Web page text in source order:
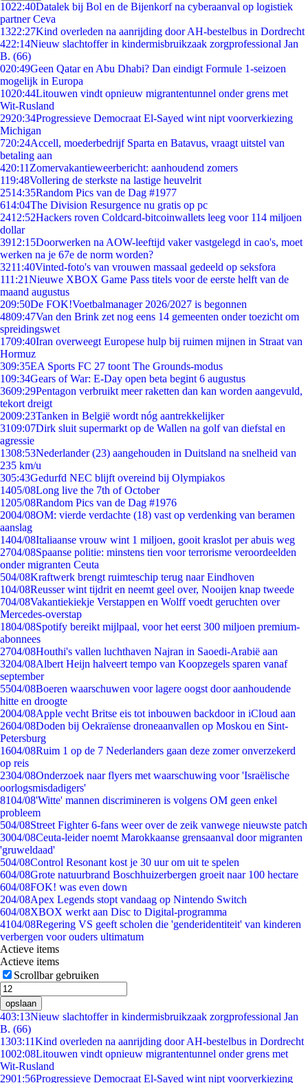
1022:40Datalek bij Bol en de Bijenkorf na cyberaanval op logistiek
partner Ceva
1322:27Kind overleden na aanrijding door AH-bestelbus in Dordrecht
422:14Nieuw slachtoffer in kindermisbruikzaak zorgprofessional Jan
B. (66)
020:49Geen Qatar en Abu Dhabi? Dan eindigt Formule 1-seizoen
mogelijk in Europa
1020:44Litouwen vindt opnieuw migrantentunnel onder grens met
Wit-Rusland
2920:34Progressieve Democraat El-Sayed wint nipt voorverkiezing
Michigan
720:24Accell, moederbedrijf Sparta en Batavus, vraagt uitstel van
betaling aan
420:11 Zomervakantieweerbericht: aanhoudend zomers
119:48Vollering de sterkste na lastige heuvelrit
2514:35Random Pics van de Dag #1977
614:04The Division Resurgence nu gratis op pc
2412:52Hackers roven Coldcard-bitcoinwallets leeg voor 114 miljoen
dollar
3912:15Doorwerken na AOW-leeftijd vaker vastgelegd in cao's, moet
werken na je 67e de norm worden?
3211:40Vinted-foto's van vrouwen massaal gedeeld op seksfora
111:21Nieuwe XBOX Game Pass titels voor de eerste helft van de
maand augustus
209:50De FOK!Voetbalmanager 2026/2027 is begonnen
4809:47Van den Brink zet nog eens 14 gemeenten onder toezicht om
spreidingswet
1709:40Iran overweegt Europese hulp bij ruimen mijnen in Straat van
Hormuz
309:35EA Sports FC 27 toont The Grounds-modus
109:34Gears of War: E-Day open beta begint 6 augustus
3609:29Pentagon verbruikt meer raketten dan kan worden aangevuld,
tekort dreigt
2009:23Tanken in België wordt nóg aantrekkelijker
3109:07Dirk sluit supermarkt op de Wallen na golf van diefstal en
agressie
1308:53Nederlander (23) aangehouden in Duitsland na snelheid van
235 km/u
305:43Gedurfd NEC blijft overeind bij Olympiakos
1405/08Long live the 7th of October
1205/08Random Pics van de Dag #1976
2004/08OM: vierde verdachte (18) vast op verdenking van beramen
aanslag
1404/08Italiaanse vrouw wint 1 miljoen, gooit kraslot per abuis weg
2704/08Spaanse politie: minstens tien voor terrorisme veroordeelden
onder migranten Ceuta
504/08Kraftwerk brengt ruimteschip terug naar Eindhoven
104/08Reusser wint tijdrit en neemt geel over, Nooijen knap tweede
704/08Vakantiekiekje Verstappen en Wolff voedt geruchten over
Mercedes-overstap
1804/08Spotify bereikt mijlpaal, voor het eerst 300 miljoen premium-
abonnees
2704/08Houthi's vallen luchthaven Najran in Saoedi-Arabië aan
3204/08Albert Heijn halveert tempo van Koopzegels sparen vanaf
september
5504/08Boeren waarschuwen voor lagere oogst door aanhoudende
hitte en droogte
2004/08Apple vecht Britse eis tot inbouwen backdoor in iCloud aan
2604/08Doden bij Oekraïense droneaanvallen op Moskou en Sint-
Petersburg
1604/08Ruim 1 op de 7 Nederlanders gaan deze zomer onverzekerd
op reis
2304/08Onderzoek naar flyers met waarschuwing voor 'Israëlische
oorlogsmisdadigers'
8104/08'Witte' mannen discrimineren is volgens OM geen enkel
probleem
504/08Street Fighter 6-fans weer over de zeik vanwege nieuwste patch
3004/08Ceuta-leider noemt Marokkaanse grensaanval door migranten
'gruweldaad'
504/08Control Resonant kost je 30 uur om uit te spelen
604/08Grote natuurbrand Boschhuizerbergen groeit naar 100 hectare
604/08FOK! was even down
204/08Apex Legends stopt vandaag op Nintendo Switch
604/08XBOX werkt aan Disc to Digital-programma
4104/08Regering VS geeft scholen die 'genderidentiteit' van kinderen
verbergen voor ouders ultimatum
Actieve items
Actieve items
Scrollbar gebruiken
opslaan
403:13Nieuw slachtoffer in kindermisbruikzaak zorgprofessional Jan
B. (66)
1303:11Kind overleden na aanrijding door AH-bestelbus in Dordrecht
1002:08Litouwen vindt opnieuw migrantentunnel onder grens met
Wit-Rusland
2901:56Progressieve Democraat El-Sayed wint nipt voorverkiezing